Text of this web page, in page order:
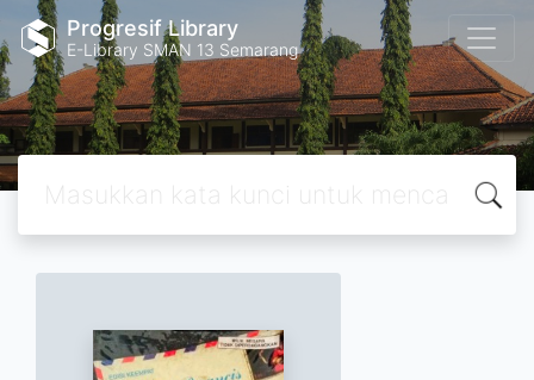
Progresif Library
E-Library SMAN 13 Semarang